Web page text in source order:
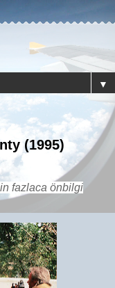
▼
(1995)
fazlaca önbilgi